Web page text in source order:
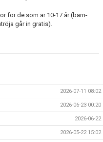
för de som är 10-17 år (barn-
går in gratis).
2026-07-11 08:02
2026-06-23 00:20
2026-06-22
2026-05-22 15:02